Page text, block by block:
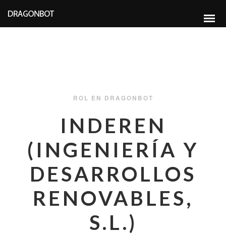
ROL EN DRAGONBOT
INDEREN
(INGENIERÍA Y
DESARROLLOS
RENOVABLES,
S.L.)